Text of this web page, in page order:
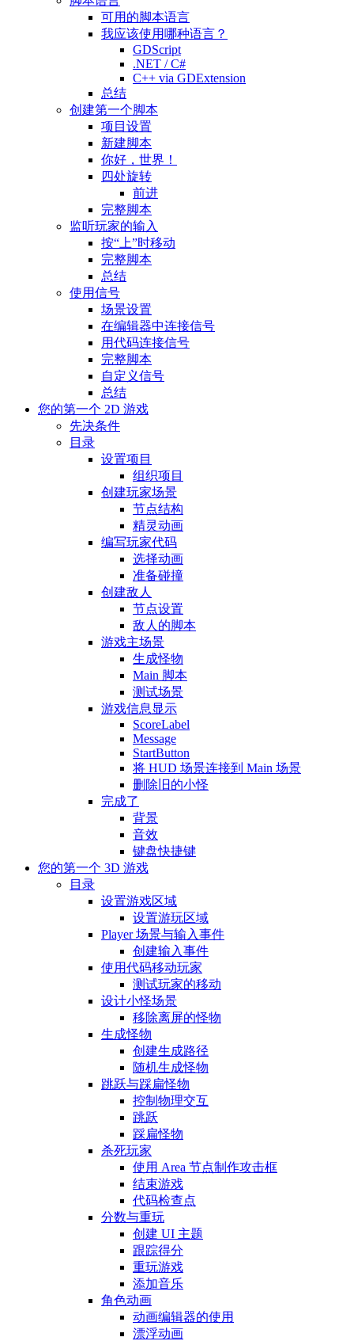
可用的脚本语言
我应该使用哪种语言？
GDScript
.NET / C#
C++ via GDExtension
总结
创建第一个脚本
项目设置
新建脚本
你好，世界！
四处旋转
前进
完整脚本
监听玩家的输入
按“上”时移动
完整脚本
总结
使用信号
场景设置
在编辑器中连接信号
用代码连接信号
完整脚本
自定义信号
总结
您的第一个 2D 游戏
先决条件
目录
设置项目
组织项目
创建玩家场景
节点结构
精灵动画
编写玩家代码
选择动画
准备碰撞
创建敌人
节点设置
敌人的脚本
游戏主场景
生成怪物
Main 脚本
测试场景
游戏信息显示
ScoreLabel
Message
StartButton
将 HUD 场景连接到 Main 场景
删除旧的小怪
完成了
背景
音效
键盘快捷键
您的第一个 3D 游戏
目录
设置游戏区域
设置游玩区域
Player 场景与输入事件
创建输入事件
使用代码移动玩家
测试玩家的移动
设计小怪场景
移除离屏的怪物
生成怪物
创建生成路径
随机生成怪物
跳跃与踩扁怪物
控制物理交互
跳跃
踩扁怪物
杀死玩家
使用 Area 节点制作攻击框
结束游戏
代码检查点
分数与重玩
创建 UI 主题
跟踪得分
重玩游戏
添加音乐
角色动画
动画编辑器的使用
漂浮动画